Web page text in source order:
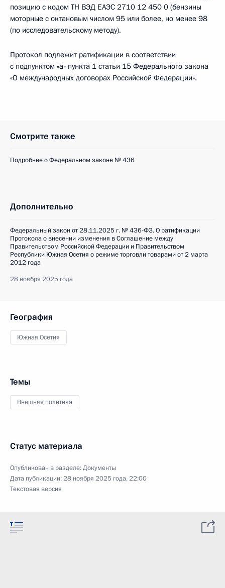
позицию с кодом TH ВЭД ЕАЭС 2710 12 450 0 (бензины
моторные с октановым числом 95 или более, но менее 98
(по исследовательскому методу).
Протокол подлежит ратификации в соответствии
с подпунктом «а» пункта 1 статьи 15 Федерального закона
«О международных договорах Российской Федерации».
Смотрите также
Подробнее о Федеральном законе № 436
Дополнительно
Федеральный закон от 28.11.2025 г. № 436-ФЗ. О ратификации
Протокола о внесении изменения в Соглашение между
Правительством Российской Федерации и Правительством
Республики Южная Осетия о режиме торговли товарами от 2 марта
2012 года
28 ноября 2025 года
География
Южная Осетия
Темы
Внешняя политика
Статус материала
Опубликован в разделе:Документы
Дата публикации:28 ноября 2025 года, 22:00
Текстовая версия